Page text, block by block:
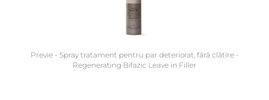
Previe - Spray tratament pentru par deteriorat, fără clătire -
Regenerating Bifazic Leave in Filler